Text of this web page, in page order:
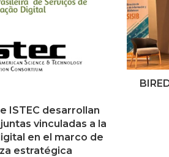
ISTEC desarrollan
vinculadas a la
en el marco de
estratégica